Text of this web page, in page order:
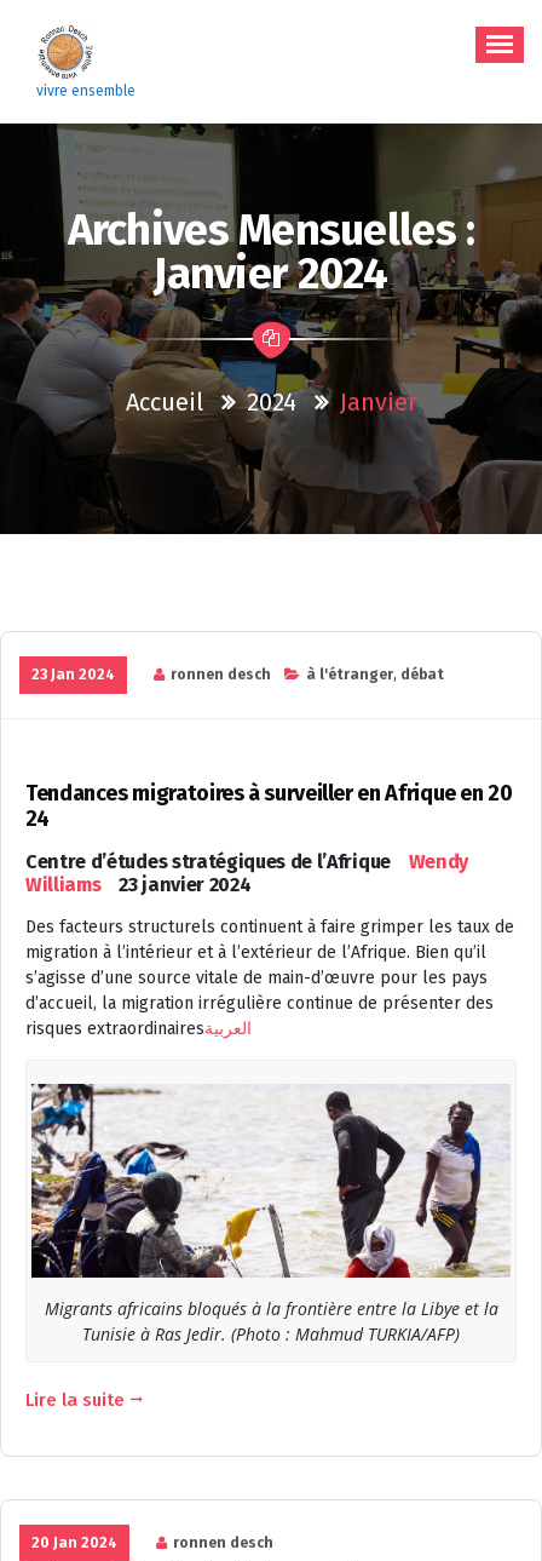
contenu
vivre ensemble
Archives Mensuelles :
Janvier 2024
Accueil 2024 Janvier
23 Jan 2024 ronnen desch à l'étranger, débat
Tendances migratoires à surveiller en Afrique en 20
24
Centre d’études stratégiques de l’Afrique Wendy
Williams23 janvier 2024
Des facteurs structurels continuent à faire grimper les taux de
migration à l’intérieur et à l’extérieur de l’Afrique. Bien qu’il
s’agisse d’une source vitale de main-d’œuvre pour les pays
d’accueil, la migration irrégulière continue de présenter des
risques extraordinairesالعربية
Migrants africains bloqués à la frontière entre la Libye et la
Tunisie à Ras Jedir. (Photo : Mahmud TURKIA/AFP)
Lire la suite
20 Jan 2024
ronnen desch